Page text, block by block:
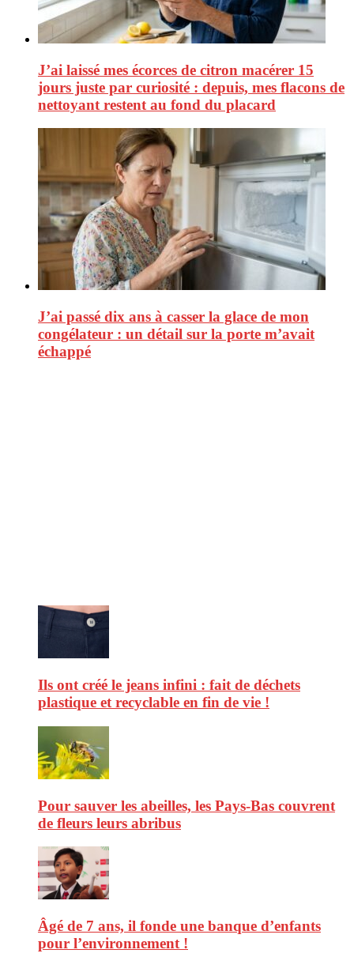
J’ai laissé mes écorces de citron macérer 15
jours juste par curiosité : depuis, mes flacons de
nettoyant restent au fond du placard
J’ai passé dix ans à casser la glace de mon
congélateur : un détail sur la porte m’avait
échappé
Ils ont créé le jeans infini : fait de déchets
plastique et recyclable en fin de vie !
Pour sauver les abeilles, les Pays-Bas couvrent
de fleurs leurs abribus
Âgé de 7 ans, il fonde une banque d’enfants
pour l’environnement !